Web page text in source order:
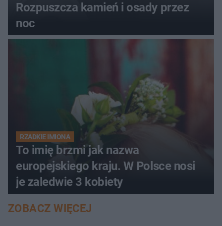
Rozpuszcza kamień i osady przez
noc
RZADKIE IMIONA
To imię brzmi jak nazwa
europejskiego kraju. W Polsce nosi
je zaledwie 3 kobiety
ZOBACZ WIĘCEJ